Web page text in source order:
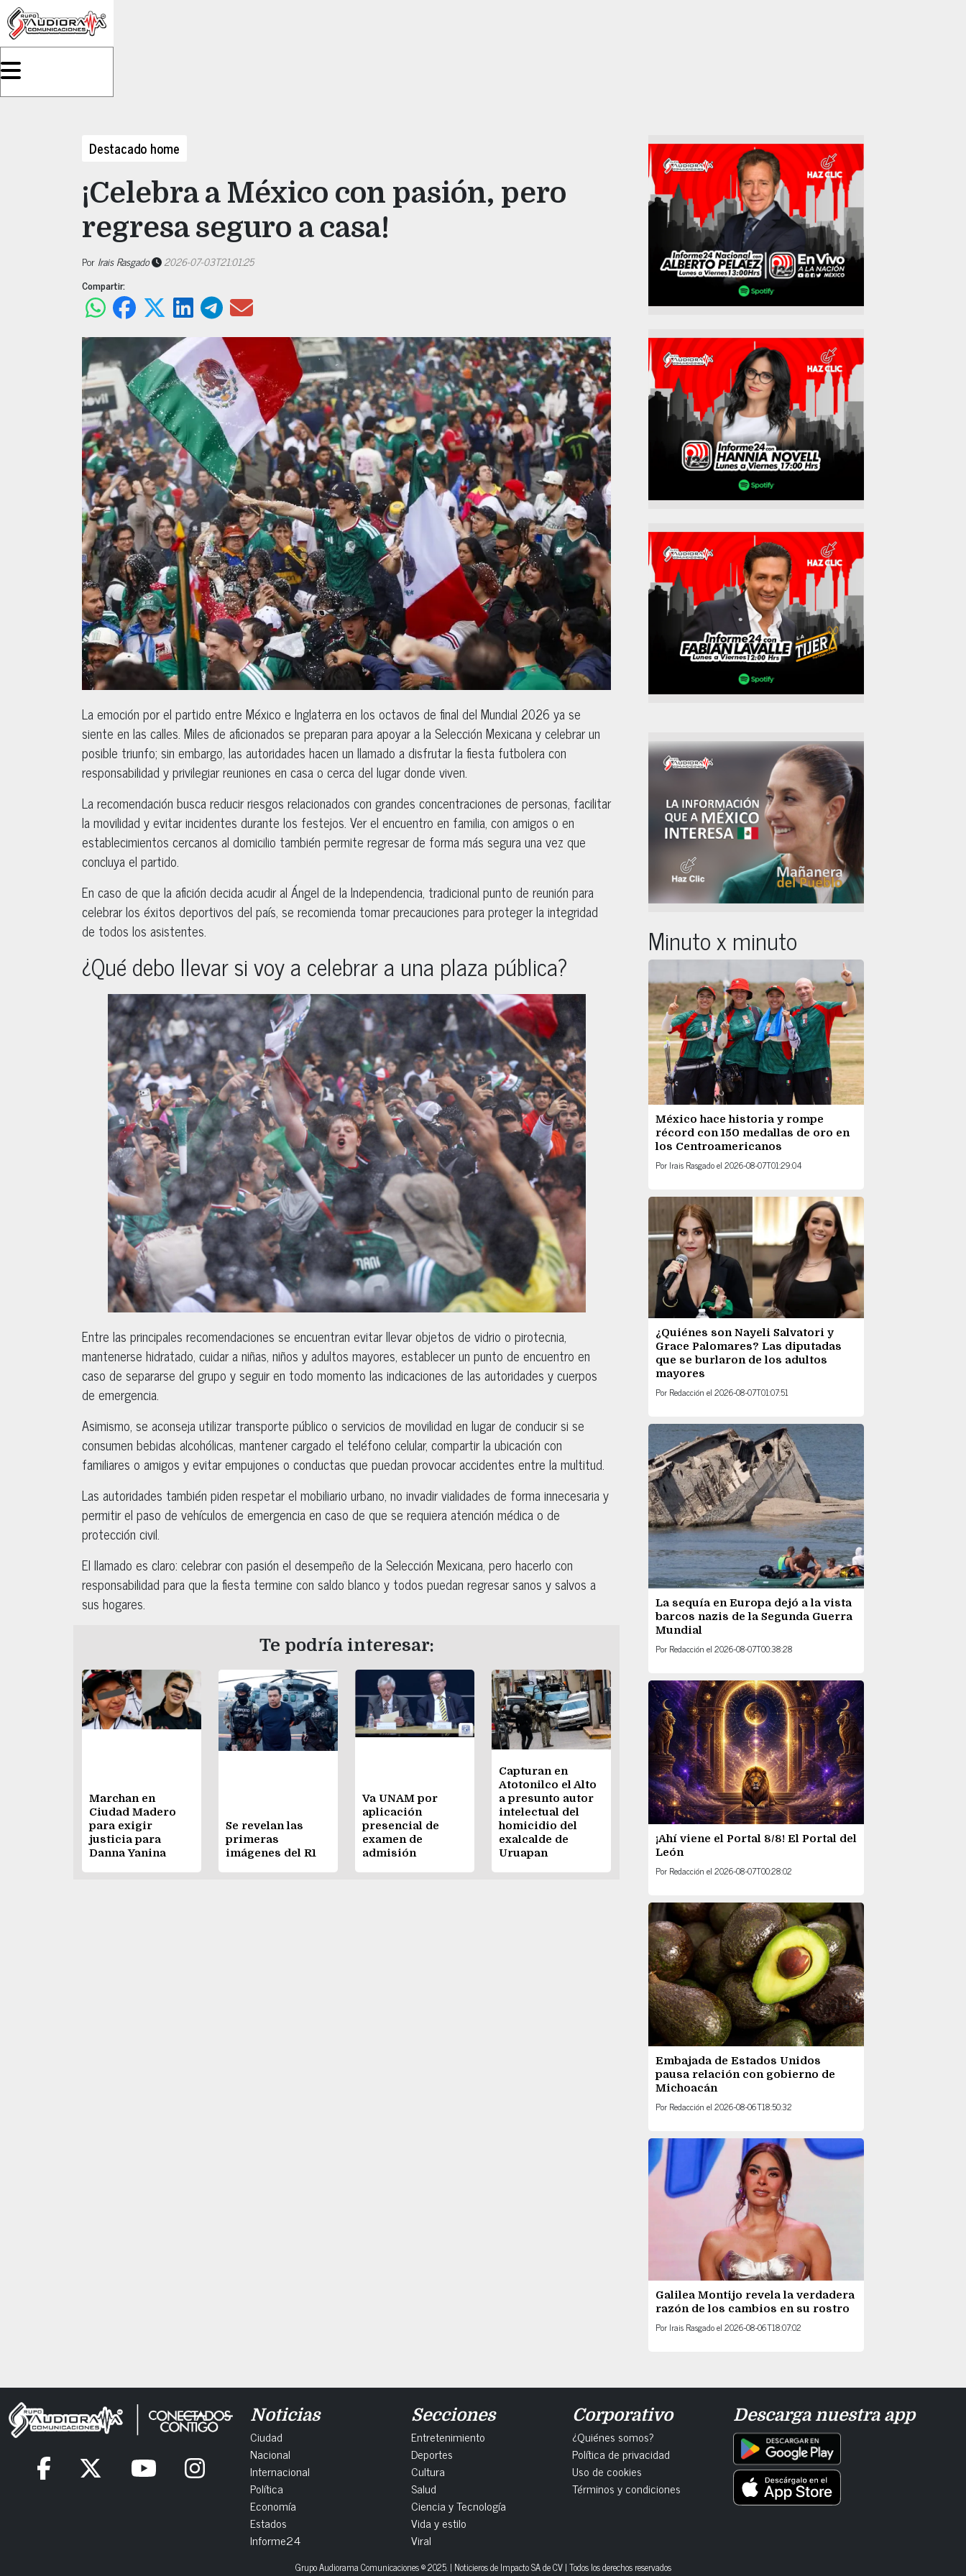
Destacado home
¡Celebra a México con pasión, pero
regresa seguro a casa!
Por Irais Rasgado
2026-07-03T21:01:25
Compartir:
La emoción por el partido entre México e Inglaterra en los octavos de final del Mundial 2026 ya se
siente en las calles. Miles de aficionados se preparan para apoyar a la Selección Mexicana y celebrar un
posible triunfo; sin embargo, las autoridades hacen un llamado a disfrutar la fiesta futbolera con
responsabilidad y privilegiar reuniones en casa o cerca del lugar donde viven.
La recomendación busca reducir riesgos relacionados con grandes concentraciones de personas, facilitar
la movilidad y evitar incidentes durante los festejos. Ver el encuentro en familia, con amigos o en
establecimientos cercanos al domicilio también permite regresar de forma más segura una vez que
concluya el partido.
En caso de que la afición decida acudir al Ángel de la Independencia, tradicional punto de reunión para
celebrar los éxitos deportivos del país, se recomienda tomar precauciones para proteger la integridad
de todos los asistentes.
¿Qué debo llevar si voy a celebrar a una plaza pública?
Entre las principales recomendaciones se encuentran evitar llevar objetos de vidrio o pirotecnia,
mantenerse hidratado, cuidar a niñas, niños y adultos mayores, establecer un punto de encuentro en
caso de separarse del grupo y seguir en todo momento las indicaciones de las autoridades y cuerpos
de emergencia.
Asimismo, se aconseja utilizar transporte público o servicios de movilidad en lugar de conducir si se
consumen bebidas alcohólicas, mantener cargado el teléfono celular, compartir la ubicación con
familiares o amigos y evitar empujones o conductas que puedan provocar accidentes entre la multitud.
Las autoridades también piden respetar el mobiliario urbano, no invadir vialidades de forma innecesaria y
permitir el paso de vehículos de emergencia en caso de que se requiera atención médica o de
protección civil.
El llamado es claro: celebrar con pasión el desempeño de la Selección Mexicana, pero hacerlo con
responsabilidad para que la fiesta termine con saldo blanco y todos puedan regresar sanos y salvos a
sus hogares.
Te podría interesar:
Marchan en
Ciudad Madero
para exigir
justicia para
Danna Yanina
Se revelan las
primeras
imágenes del R1
Va UNAM por
aplicación
presencial de
examen de
admisión
Capturan en
Atotonilco el Alto
a presunto autor
intelectual del
homicidio del
exalcalde de
Uruapan
Minuto x minuto
México hace historia y rompe
récord con 150 medallas de oro en
los Centroamericanos
Por Irais Rasgadoel 2026-08-07T01:29:04
¿Quiénes son Nayeli Salvatori y
Grace Palomares? Las diputadas
que se burlaron de los adultos
mayores
Por Redacción el 2026-08-07T01:07:51
La sequía en Europa dejó a la vista
barcos nazis de la Segunda Guerra
Mundial
Por Redacción el 2026-08-07T00:38:28
¡Ahí viene el Portal 8/8! El Portal del
León
Por Redacción el 2026-08-07T00:28:02
Embajada de Estados Unidos
pausa relación con gobierno de
Michoacán
Por Redacción el 2026-08-06T18:50:32
Galilea Montijo revela la verdadera
razón de los cambios en su rostro
Por Irais Rasgadoel 2026-08-06T18:07:02
Noticias
Ciudad
Nacional
Internacional
Política
Economía
Estados
Informe24
Secciones
Entretenimiento
Deportes
Cultura
Salud
Ciencia y Tecnología
Vida y estilo
Viral
Corporativo
¿Quiénes somos?
Política de privacidad
Uso de cookies
Términos y condiciones
Descarga nuestra app
Grupo Audiorama Comunicaciones © 2025. | Noticieros de Impacto SA de CV | Todos los derechos reservados